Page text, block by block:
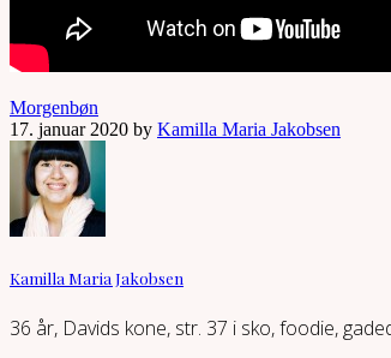
Morgenbøn
17. januar 2020 by Kamilla Maria Jakobsen
Kamilla Maria Jakobsen
36 år, Davids kone, str. 37 i sko, foodie,